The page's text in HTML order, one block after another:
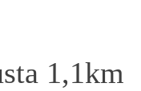
1,1km